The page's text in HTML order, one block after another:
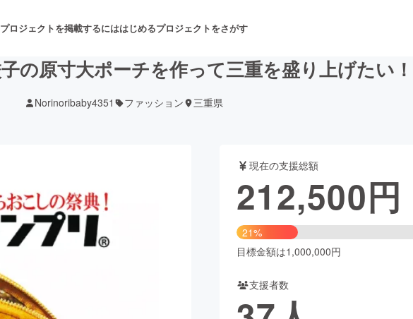
プロジェクトを掲載するにははじめるプロジェクトをさがす
舞台・パフォーマンス
・サービス開発 フード・飲食店 ファッション
雑誌出版
ンジ ビューティー・ヘルスケア
の原寸大ポーチを作って三重を盛り上げたい！
Norinoribaby4351 ファッション 三重県
現在の支援総額
212,500円
21%
目標金額は1,000,000円
支援者数